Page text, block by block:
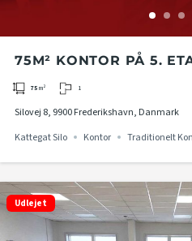
75M² KONTOR PÅ 5.
I FREDERIKSHAVN
75 m² 1
Silovej 8, 9900 Frederikshavn, Danmark
Kattegat Silo
Kontor Traditionelt
Udlejet